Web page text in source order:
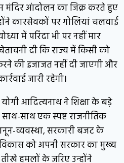
मंदिर आंदोलन का जिक्र करते हुए
कारसेवकों पर गोलियां चलवाई
में परिंदा भी पर नहीं मार
दी कि राज्य में किसी को
की इजाजत नहीं दी जाएगी और
जारी रहेगी।
आदित्यनाथ ने शिक्षा के बड़े
साथ एक स्पष्ट राजनीतिक
व्यवस्था, सरकारी बजट के
को अपनी सरकार का मुख्य
तीखे हमलों के जरिए उन्होंने